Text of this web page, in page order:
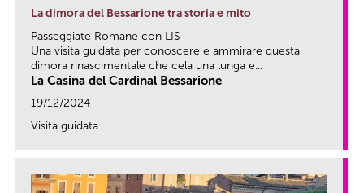
La dimora del Bessarione tra storia e mito
Passeggiate Romane con LIS
Una visita guidata per conoscere e ammirare questa
dimora rinascimentale che cela una lunga e...
La Casina del Cardinal Bessarione
19/12/2024
Visita guidata